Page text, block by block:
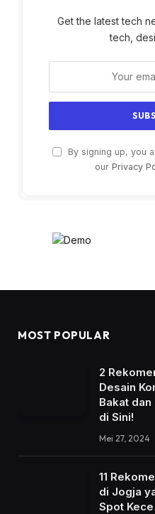
Get the latest tech
tech,
By signing up, you
our Privacy
MOST POPULAR
2
Desain
Bakat
di Sini!
Mei 27, 2024
11
di Jogja
Spot